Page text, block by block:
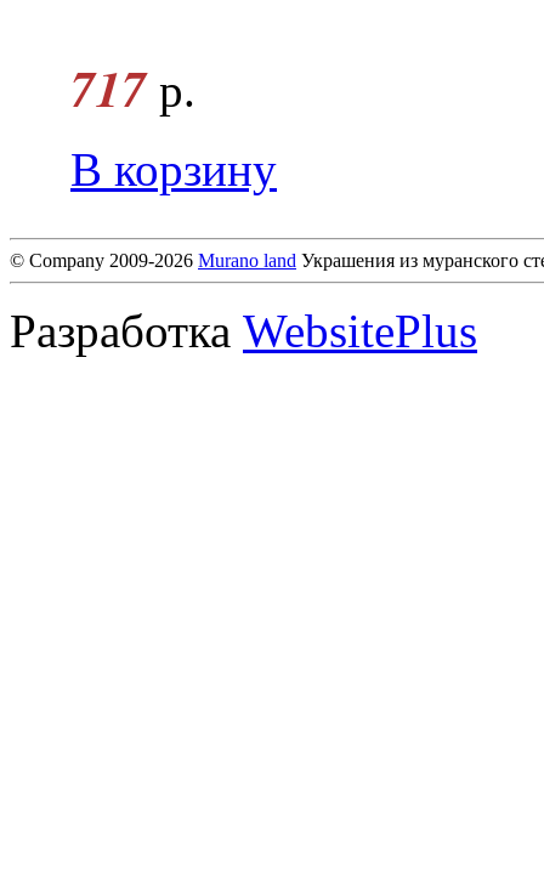
717р.
В корзину
© Company 2009-2026 Murano land Украшения из муранского
Разработка WebsitePlus